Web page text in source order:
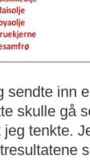
sendte inn
skulle gå
jeg tenkte.